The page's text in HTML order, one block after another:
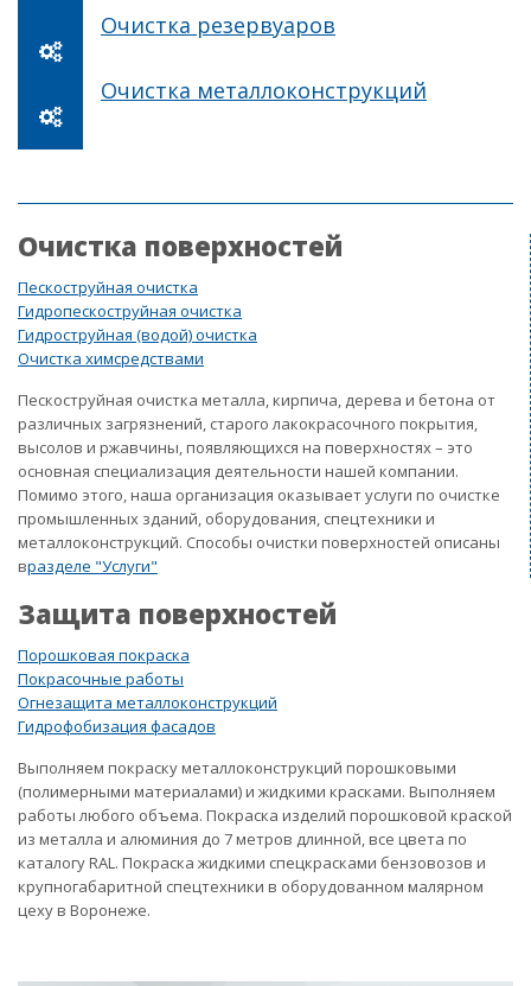
Очистка резервуаров
Очистка металлоконструкций
Очистка поверхностей
Пескоструйная очистка
Гидропескоструйная очистка
Гидроструйная (водой) очистка
Очистка химсредствами
Пескоструйная очистка металла, кирпича, дерева и бетона от
различных загрязнений, старого лакокрасочного покрытия,
высолов и ржавчины, появляющихся на поверхностях – это
основная специализация деятельности нашей компании.
Помимо этого, наша организация оказывает услуги по очистке
промышленных зданий, оборудования, спецтехники и
металлоконструкций. Способы очистки поверхностей описаны
вразделе "Услуги"
Защита поверхностей
Порошковая покраска
Покрасочные работы
Огнезащита металлоконструкций
Гидрофобизация фасадов
Выполняем покраску металлоконструкций порошковыми
(полимерными материалами) и жидкими красками. Выполняем
работы любого объема. Покраска изделий порошковой краской
из металла и алюминия до 7 метров длинной, все цвета по
каталогу RAL. Покраска жидкими спецкрасками бензовозов и
крупногабаритной спецтехники в оборудованном малярном
цеху в Воронеже.